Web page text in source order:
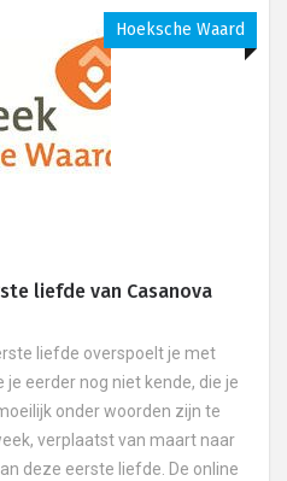
Hoeksche Waard
liefde van Casanova
liefde overspoelt je met
eerder nog niet kende, die je
onder woorden zijn te
verplaatst van maart naar
deze eerste liefde. De online